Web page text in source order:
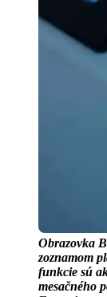
Obrazovka
zoznamom
funkcie sú
mesačného